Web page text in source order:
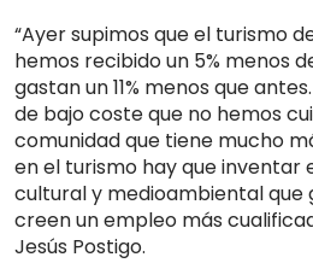
“Ayer supimos que el turismo
hemos recibido un 5% menos
gastan un 11% menos que
de bajo coste que no hemos
comunidad que tiene mucho
en el turismo hay que inventar
cultural y medioambiental que
creen un empleo más
Jesús Postigo.